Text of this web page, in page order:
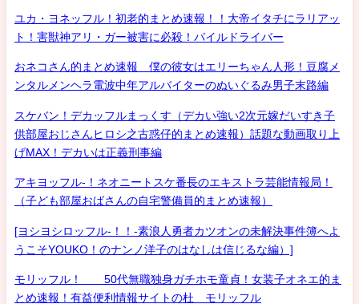
ユカ・ヨネッフル！初老的まとめ速報！！大帝イタチにラリアッ
ト！害獣神アリ・ガー被害に必殺！パイルドライバー
おネコさん的まとめ速報 僕の彼女はエリーちゃん人形！豆腐メ
ンタルメンヘラ電波中年アルバイターのぬいぐるみ男子末路編
スケバン！デカッフルまっくす（デカい強い2次元嫁だいすき子
供部屋おじさんヒロシ之古惑仔的まとめ速報）話題な動画取り上
げMAX！デカいは正義刑事編
アキヨッフル-！ネオニートスケ番長のエキストラ芸能情報局！
（子ども部屋おばさんの自宅警備員的まとめ速報）
[ヨシヨシロッフル-！！-素浪人勇者カツオンの未解決事件簿へよ
うこそYOUKO！のナンノ洋子のはなしは信じるな編）]
モリッフル！ 50代無職独身ガチホモ童貞！女装子オネエ的ま
とめ速報！有益便利情報サイトの杜 モリッフル